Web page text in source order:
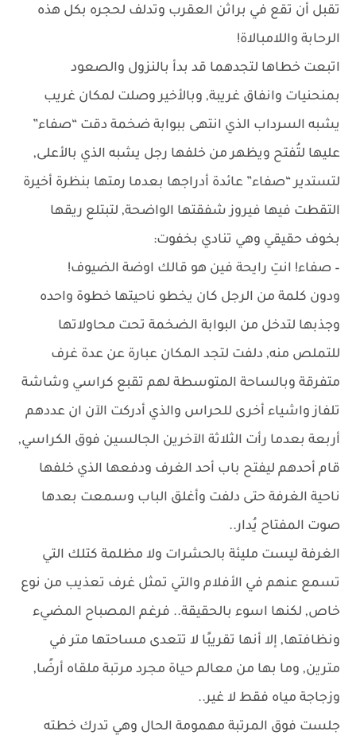
تقبل أن تقع في براثن العقرب وتدلف لحجره بكل هذه
الرحابة واللامبالاة!
اتبعت خطاها لتجدهما قد بدأ بالنزول والصعود
بمنحنيات وانفاق غريبة, وبالأخير وصلت لمكان غريب
يشبه السرداب الذي انتهى ببوابة ضخمة دقت “صفاء”
عليها لتُفتح ويظهر من خلفها رجل يشبه الذي بالأعلى,
لتستدير “صفاء” عائدة أدراجها بعدما رمتها بنظرة أخيرة
التقطت فيها فيروز شفقتها الواضحة, لتبتلع ريقها
بخوف حقيقي وهي تنادي بخفوت:
– صفاء! انتِ رايحة فين هو قالك اوضة الضيوف!
ودون كلمة من الرجل كان يخطو ناحيتها خطوة واحده
وجذبها لتدخل من البوابة الضخمة تحت محاولاتها
للتملص منه, دلفت لتجد المكان عبارة عن عدة غرف
متفرقة وبالساحة المتوسطة لهم تقبع كراسي وشاشة
تلفاز واشياء أخرى للحراس والذي أدركت الآن ان عددهم
أربعة بعدما رأت الثلاثة الآخرين الجالسين فوق الكراسي,
قام أحدهم ليفتح باب أحد الغرف ودفعها الذي خلفها
ناحية الغرفة حتى دلفت وأغلق الباب وسمعت بعدها
صوت المفتاح يُدار..
الغرفة ليست مليئة بالحشرات ولا مظلمة كتلك التي
تسمع عنهم في الأفلام والتي تمثل غرف تعذيب من نوع
خاص, لكنها اسوء بالحقيقة.. فرغم المصباح المضيء
ونظافتها, إلا أنها تقريبًا لا تتعدى مساحتها متر في
مترين, وما بها من معالم حياة مجرد مرتبة ملقاه أرضًا,
وزجاجة مياه فقط لا غير..
جلست فوق المرتبة مهمومة الحال وهي تدرك خطته